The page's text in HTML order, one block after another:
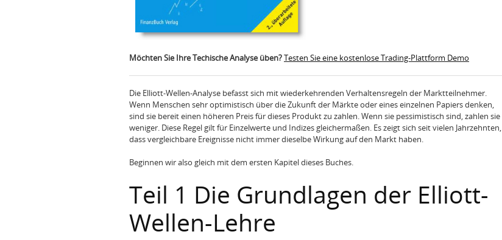
Möchten Sie Ihre Techische Analyse üben?Testen Sie eine kostenlose Trading-Plattform Demo
Die Elliott-Wellen-Analyse befasst sich mit wiederkehrenden Verhaltensregeln der Marktteilnehmer.
Wenn Menschen sehr optimistisch über die Zukunft der Märkte oder eines einzelnen Papiers denken,
sind sie bereit einen höheren Preis für dieses Produkt zu zahlen. Wenn sie pessimistisch sind, zahlen sie
weniger. Diese Regel gilt für Einzelwerte und Indizes gleichermaßen. Es zeigt sich seit vielen Jahrzehnten,
dass vergleichbare Ereignisse nicht immer dieselbe Wirkung auf den Markt haben.
Beginnen wir also gleich mit dem ersten Kapitel dieses Buches.
Teil 1 Die Grundlagen der Elliott-
Wellen-Lehre